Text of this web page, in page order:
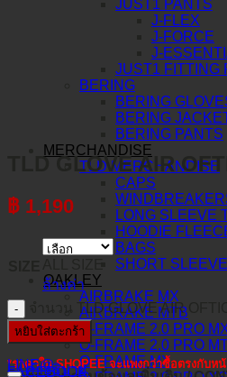
JUST1 PANTS
J-FLEX
J-FORCE
J-
JUST1 FITTING
BERING
BERING
BERING
BERING PANTS
MERCHANDISE
TLD MERCHANDISE
CAPS
LONG SLEEVE
HOODIE
BAGS
SHORT
OAKLEY
AIRBRAKE MX
AIRBRAKE MTB
O-FRAME 2.0 PRO
O-FRAME 2.0 PRO
O-FRAME MX
TLD GLOVE AIR
฿ 1,190
ล้างค่า
จำนวน TLD GLOVE AIR
หยิบใส่ตะกร้า
*ราคาใน SHOPEE จะแพงกว่าซื้อตรงกับห
LINE@
FACEBOOK
คำอธิบาย